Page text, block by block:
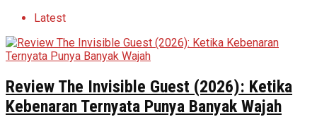
Latest
Review The Invisible Guest (2026): Ketika
Kebenaran Ternyata Punya Banyak Wajah